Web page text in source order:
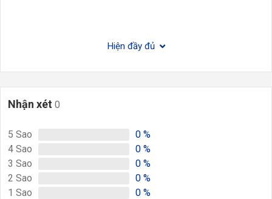
Hiện đầy đủ
Nhận xét 0
5 Sao 0 %
4 Sao 0 %
3 Sao 0 %
2 Sao 0 %
1 Sao 0 %